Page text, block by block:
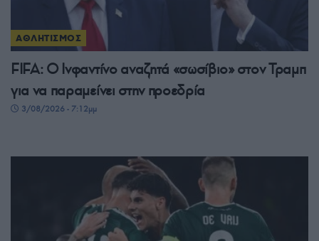
ΑΘΛΗΤΙΣΜΟΣ
FIFA: Ο Ινφαντίνο αναζητά «σωσίβιο» στον Τραμπ
για να παραμείνει στην προεδρία
3/08/2026 - 7:12μμ